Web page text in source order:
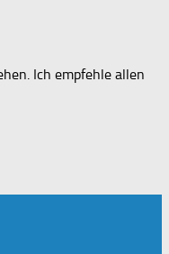
Ich empfehle allen